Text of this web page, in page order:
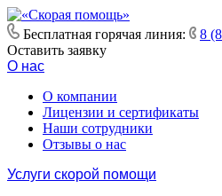
Бесплатная горячая линия:
8
Оставить заявку
О нас
О компании
Лицензии и сертификаты
Наши сотрудники
Отзывы о нас
Услуги скорой помощи